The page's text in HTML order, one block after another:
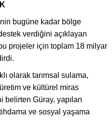
bugüne kadar bölge
verdiğini açıklayan
projeler için toplam 18 milyar
olarak tarımsal sulama,
üretim ve kültürel miras
belirten Güray, yapılan
ve sosyal yaşama